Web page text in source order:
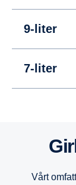
9-liter
7-liter
Vårt